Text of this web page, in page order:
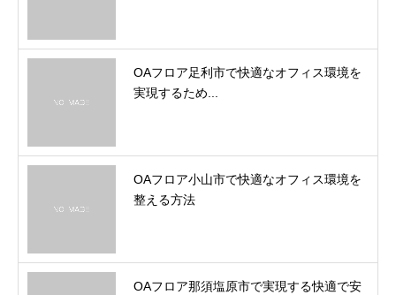
OAフロア足利市で快適なオフィス環境を
実現するため...
OAフロア小山市で快適なオフィス環境を
整える方法
OAフロア那須塩原市で実現する快適で安